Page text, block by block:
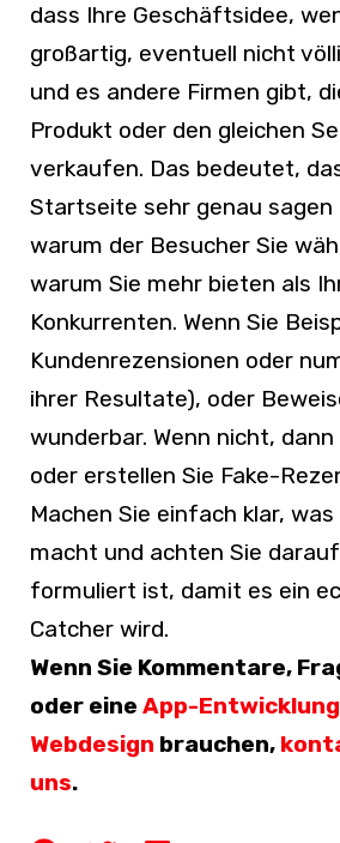
dass Ihre Geschäftsidee,
großartig, eventuell nicht
und es andere Firmen gibt,
Produkt oder den gleichen
verkaufen. Das bedeutet,
Startseite sehr genau sagen
warum der Besucher Sie
warum Sie mehr bieten als
Konkurrenten. Wenn Sie
Kundenrezensionen oder
ihrer Resultate), oder
wunderbar. Wenn nicht,
oder erstellen Sie Fake-
Machen Sie einfach klar,
macht und achten Sie
formuliert ist, damit es ein
Catcher wird.
Wenn Sie Kommentare,
oder eine App-Entwicklung
Webdesign brauchen,
uns.